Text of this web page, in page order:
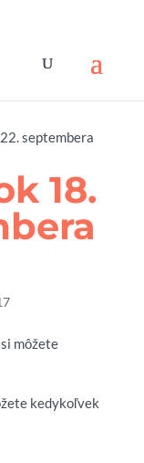
septembera
18.
môžete
kedykoľvek